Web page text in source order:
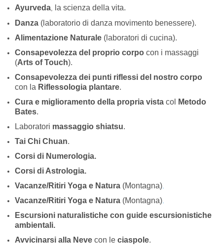
Ayurveda, la scienza della vita.
Danza (laboratorio di danza movimento benessere).
Alimentazione Naturale (laboratori di cucina).
Consapevolezza del proprio corpo con i massaggi
(Arts of Touch).
Consapevolezza dei punti riflessi del nostro corpo
con la Riflessologia plantare.
Cura e miglioramento della propria vista col
Metodo
Bates.
Laboratori massaggio shiatsu.
Tai Chi Chuan.
Corsi di Numerologia.
Corsi di Astrologia.
Vacanze/Ritiri Yoga e Natura (Montagna).
Vacanze/Ritiri Yoga e Natura (Montagna).
Escursioni naturalistiche con guide escursionistiche
ambientali.
Avvicinarsi alla Neve con le ciaspole.